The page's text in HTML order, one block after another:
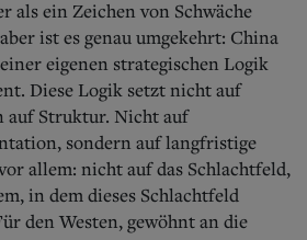
ein Zeichen von Schwäche
ist es genau umgekehrt: China
eigenen strategischen Logik
Diese Logik setzt nicht auf
auf Struktur. Nicht auf
sondern auf langfristige
allem: nicht auf das Schlachtfeld,
in dem dieses Schlachtfeld
den Westen, gewöhnt an die